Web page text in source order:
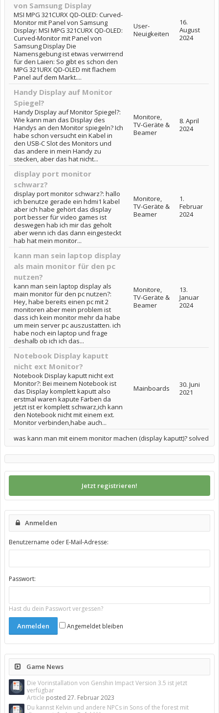
von Samsung Display
MSI MPG 321CURX QD-OLED: Curved-
Monitor mit Panel von Samsung
Display: MSI MPG 321CURX QD-OLED:
Curved-Monitor mit Panel von
Samsung Display Die
Namensgebung ist etwas verwirrend
für den Laien: So gibt es schon den
MPG 321URX QD-OLED mit flachem
Panel auf dem Markt....
User-
Neuigkeiten
16.
August
2024
Handy Display auf Monitor
Spiegel?
Handy Display auf Monitor Spiegel?:
Wie kann man das Display des
Handys an den Monitor spiegeln? Ich
habe schon versucht ein Kabel in
den USB-C Slot des Monitors und
das andere in mein Handy zu
stecken, aber das hat nicht...
Monitore,
TV-Geräte &
Beamer
8. April
2024
display port monitor
schwarz?
display port monitor schwarz?: hallo
ich benutze gerade ein hdmi1 kabel
aber ich habe gehört das display
port besser für video games ist
deswegen hab ich mir das geholt
aber wenn ich das dann eingesteckt
hab hat mein monitor...
Monitore,
TV-Geräte &
Beamer
1.
Februar
2024
kann man sein laptop display
als main monitor für den pc
nutzen?
kann man sein laptop display als
main monitor für den pc nutzen?:
Hey, habe bereits einen pc mit 2
monitoren aber mein problem ist
dass ich kein monitor mehr da habe
um mein server pc auszustatten. ich
habe noch ein laptop und frage
deshalb ob ich ich das...
Monitore,
TV-Geräte &
Beamer
13.
Januar
2024
Notebook Display kaputt
nicht ext Monitor?
Notebook Display kaputt nicht ext
Monitor?: Bei meinem Notebook ist
das Display komplett kaputt also
erstmal waren kapute Farben da
jetzt ist er komplett schwarz,ich kann
den Notebook nicht mit einem ext.
Monitor verbinden,habe auch...
Mainboards
30. Juni
2021
was kann man mit einem monitor machen (display kaputt)? solved
Jetzt registrieren!
Anmelden
Benutzername oder E-Mail-Adresse:
Passwort:
Hast du dein Passwort vergessen?
Angemeldet bleiben
Game News
Die Vorinstallation von Genshin Impact Version 3.5 ist jetzt
verfügbar
Article posted 27. Februar 2023
Du kannst Kelvin und andere NPCs in Sons of the forest mit